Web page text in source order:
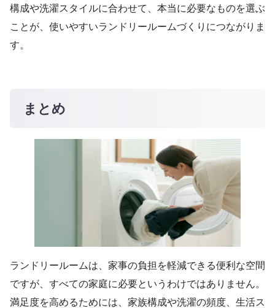
構成や洗濯スタイルに合わせて、本当に必要なものを選ぶ
ことが、使いやすいランドリールームづくりにつながりま
す。
まとめ
ランドリールームは、家事の負担を軽減できる便利な空間
ですが、すべての家庭に必要というわけではありません。
満足度を高めるためには、家族構成や洗濯の頻度、生活ス